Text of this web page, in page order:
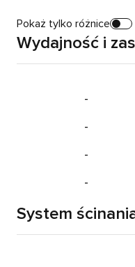
Pokaż tylko różnice
Wydajność i
-
-
-
-
System